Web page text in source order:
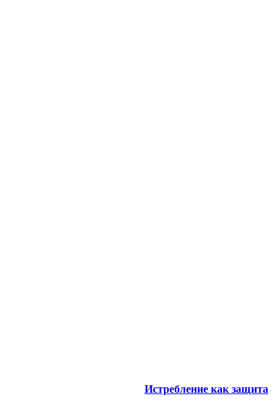
Истребление как защита